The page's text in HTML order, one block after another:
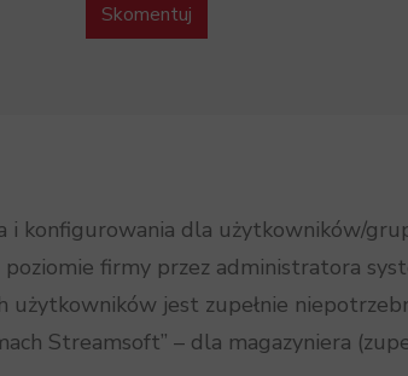
Skomentuj
i konfigurowania dla użytkowników/
poziomie firmy przez administratora
jest zupełnie
Streamsoft” – dla magazyniera